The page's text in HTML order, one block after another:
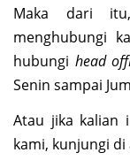
Maka dari
menghubungi
hubungi head
Senin sampai
Atau jika kalian
kami, kunjungi